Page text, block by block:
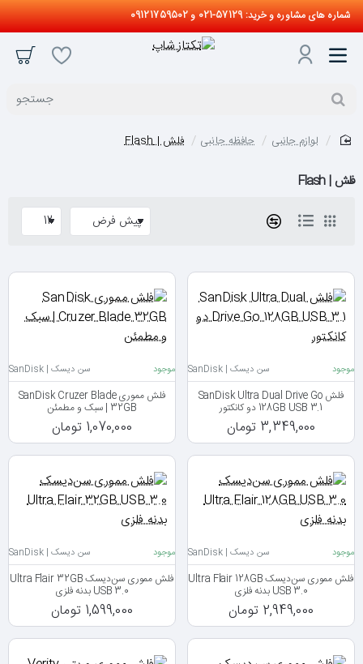
شماره های مشاوره و خرید: 57129-021 و 09121759502
جستجو
لوازم جانبی حافظه جانبی فلش | Flash
فلش | Flash
موجود سن‌ دیسک | SanDisk
فلش SanDisk Ultra Dual Drive Go
128GB USB 3.1 دو کانکتور
3,349,000 تومان
موجود سن‌ دیسک | SanDisk
فلش مموری SanDisk Cruzer Blade
32GB | سبک و مطمئن
1,070,000 تومان
موجود سن‌ دیسک | SanDisk
فلش مموری سن‌دیسک Ultra Flair 128GB
USB 3.0 بدنه فلزی
2,949,000 تومان
موجود سن‌ دیسک | SanDisk
فلش مموری سن‌دیسک Ultra Flair 32GB
USB 3.0 بدنه فلزی
1,599,000 تومان